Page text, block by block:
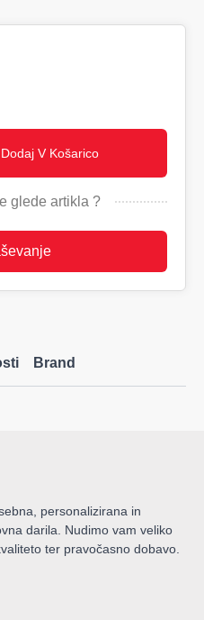
Dodaj V Košarico
glede artikla ?
Brand
personalizirana in
darila. Nudimo vam veliko
ter pravočasno dobavo.